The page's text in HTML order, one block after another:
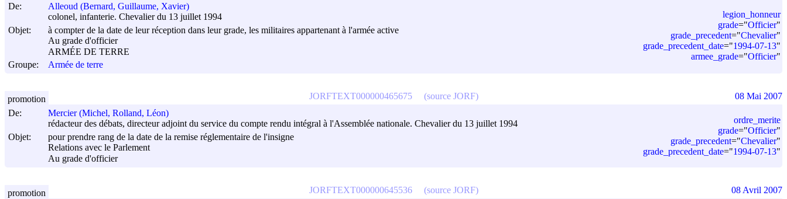
De:
Alleoud (Bernard, Guillaume, Xavier)
colonel, infanterie. Chevalier du 13 juillet 1994
Objet:
à compter de la date de leur réception dans leur grade, les militaires appartenant à l'armée active
Au grade d'officier
ARMÉE DE TERRE
Groupe:
Armée de terre
legion_honneur
grade="Officier"
grade_precedent="Chevalier"
grade_precedent_date="1994-07-13"
armee_grade="Officier"
De:
Mercier (Michel, Rolland, Léon)
rédacteur des débats, directeur adjoint du service du compte rendu intégral à l'Assemblée nationale. Chevalier du 13 juillet 1994
Objet:
pour prendre rang de la date de la remise réglementaire de l'insigne
Relations avec le Parlement
Au grade d'officier
ordre_merite
grade="Officier"
grade_precedent="Chevalier"
grade_precedent_date="1994-07-13"
JORFTEXT000000465675 (source JORF)
promotion 08 Mai 2007
JORFTEXT000000645536 (source JORF)
promotion 08 Avril 2007